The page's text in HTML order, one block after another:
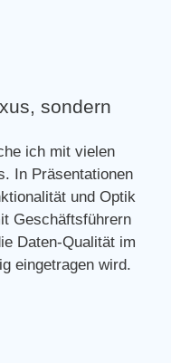
sondern
ich mit vielen
In Präsentationen
und Optik
Geschäftsführern
Daten-Qualität im
eingetragen wird.